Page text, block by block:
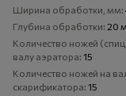
Ширина обработки, мм
Глубина обработки 20
Количество ножей
валу аэратора 15
Количество ножей на
скарификатора 15